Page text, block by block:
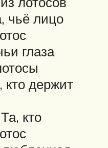
чьё лицо
глаза
кто держит
кто